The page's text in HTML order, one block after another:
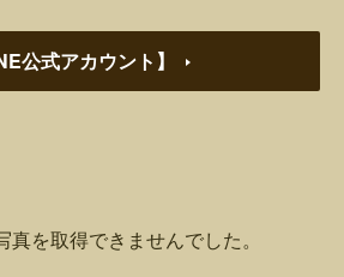
公式アカウント】
真を取得できませんでした。